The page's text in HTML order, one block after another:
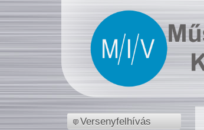
Versenyfelhívás